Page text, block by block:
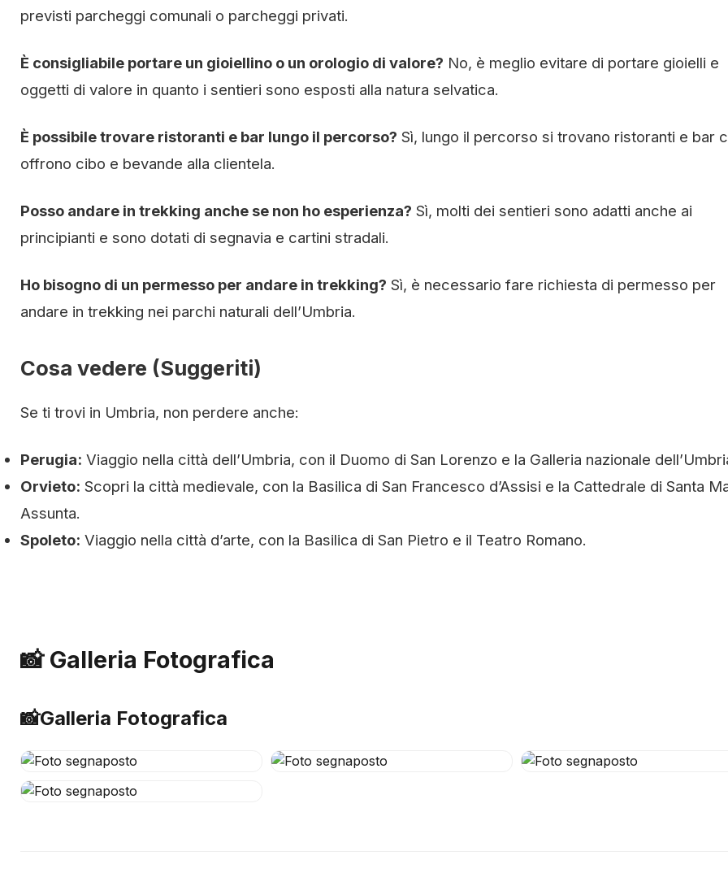
previsti parcheggi comunali o parcheggi privati.
È consigliabile portare un gioiellino o un orologio di valore? No, è meglio evitare di portare gioielli e
oggetti di valore in quanto i sentieri sono esposti alla natura selvatica.
È possibile trovare ristoranti e bar lungo il percorso? Sì, lungo il percorso si trovano ristoranti e bar
offrono cibo e bevande alla clientela.
Posso andare in trekking anche se non ho esperienza? Sì, molti dei sentieri sono adatti anche ai
principianti e sono dotati di segnavia e cartini stradali.
Ho bisogno di un permesso per andare in trekking? Sì, è necessario fare richiesta di permesso per
andare in trekking nei parchi naturali dell’Umbria.
Cosa vedere (Suggeriti)
Se ti trovi in Umbria, non perdere anche:
Perugia: Viaggio nella città dell’Umbria, con il Duomo di San Lorenzo e la Galleria nazionale
Orvieto: Scopri la città medievale, con la Basilica di San Francesco d’Assisi e la Cattedrale di Santa
Assunta.
Spoleto: Viaggio nella città d’arte, con la Basilica di San Pietro e il Teatro Romano.
📸 Galleria Fotografica
📸Galleria Fotografica